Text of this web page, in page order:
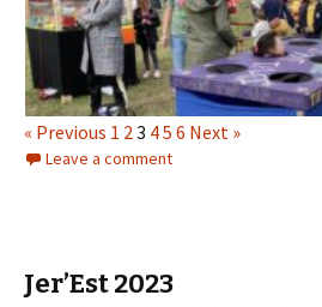
« Previous 1 23 45 6 Next »
Leave a comment
Jer’Est 2023